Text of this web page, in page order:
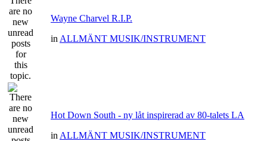
Wayne Charvel R.I.P.
in ALLMÄNT MUSIK/INSTRUMENT
Hot Down South - ny låt inspirerad av 80-talets LA
in ALLMÄNT MUSIK/INSTRUMENT